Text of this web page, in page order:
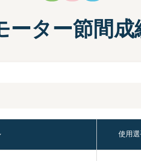
キング
選手検索
案内 兵庫支部選
ーター節間成
使用選